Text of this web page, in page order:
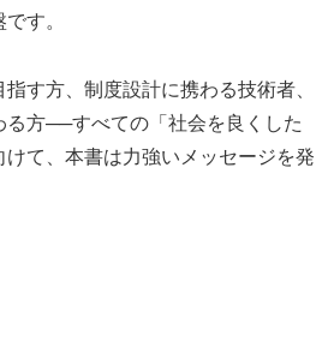
す。
す方、制度設計に携わる技術者、
る方──すべての「社会を良くした
て、本書は力強いメッセージを発